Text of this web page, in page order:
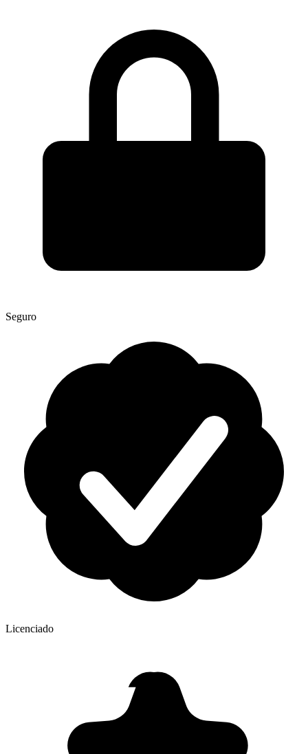
Seguro
Licenciado